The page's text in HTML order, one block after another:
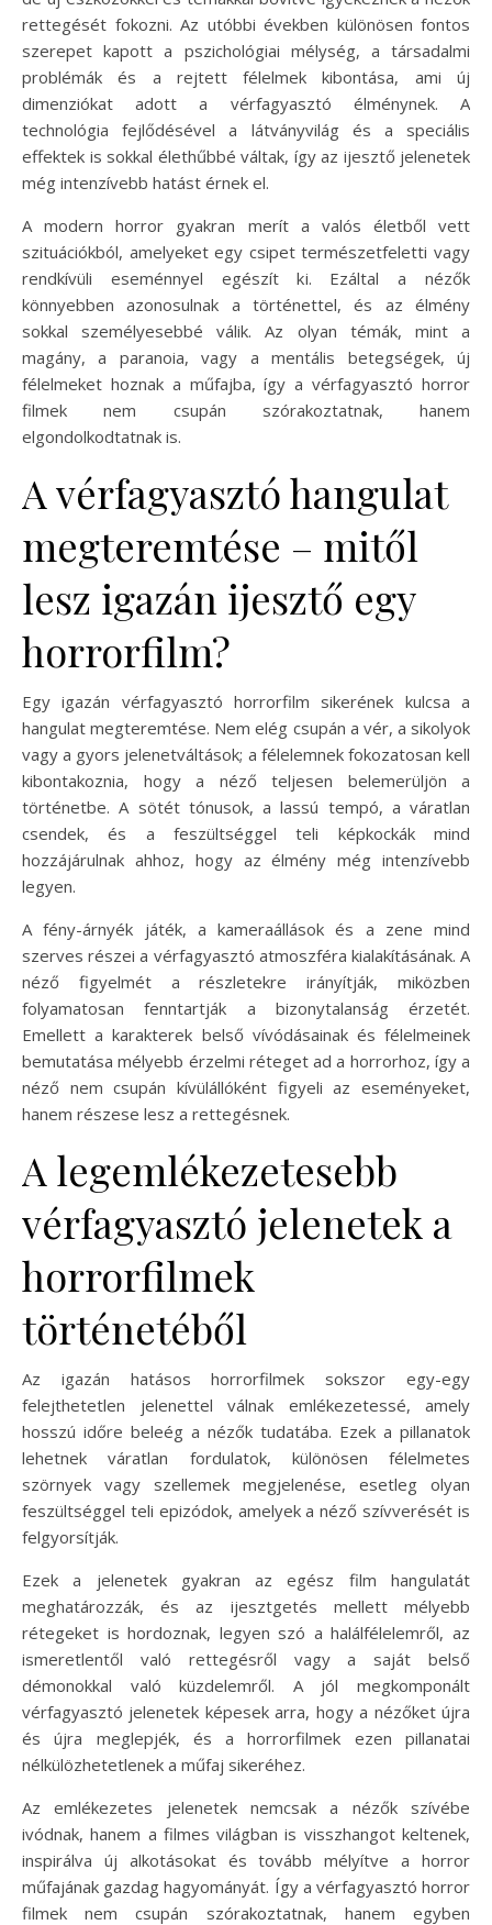
rettegését fokozni. Az utóbbi években különösen fontos
szerepet kapott a pszichológiai mélység, a társadalmi
problémák és a rejtett félelmek kibontása, ami új
dimenziókat adott a vérfagyasztó élménynek. A
technológia fejlődésével a látványvilág és a speciális
effektek is sokkal élethűbbé váltak, így az ijesztő jelenetek
még intenzívebb hatást érnek el.
A modern horror gyakran merít a valós életből vett
szituációkból, amelyeket egy csipet természetfeletti vagy
rendkívüli eseménnyel egészít ki. Ezáltal a nézők
könnyebben azonosulnak a történettel, és az élmény
sokkal személyesebbé válik. Az olyan témák, mint a
magány, a paranoia, vagy a mentális betegségek, új
félelmeket hoznak a műfajba, így a vérfagyasztó horror
filmek nem csupán szórakoztatnak, hanem
elgondolkodtatnak is.
A vérfagyasztó hangulat
megteremtése – mitől
lesz igazán ijesztő egy
horrorfilm?
Egy igazán vérfagyasztó horrorfilm sikerének kulcsa a
hangulat megteremtése. Nem elég csupán a vér, a sikolyok
vagy a gyors jelenetváltások; a félelemnek fokozatosan kell
kibontakoznia, hogy a néző teljesen belemerüljön a
történetbe. A sötét tónusok, a lassú tempó, a váratlan
csendek, és a feszültséggel teli képkockák mind
hozzájárulnak ahhoz, hogy az élmény még intenzívebb
legyen.
A fény-árnyék játék, a kameraállások és a zene mind
szerves részei a vérfagyasztó atmoszféra kialakításának. A
néző figyelmét a részletekre irányítják, miközben
folyamatosan fenntartják a bizonytalanság érzetét.
Emellett a karakterek belső vívódásainak és félelmeinek
bemutatása mélyebb érzelmi réteget ad a horrorhoz, így a
néző nem csupán kívülállóként figyeli az eseményeket,
hanem részese lesz a rettegésnek.
A legemlékezetesebb
vérfagyasztó jelenetek a
horrorfilmek
történetéből
Az igazán hatásos horrorfilmek sokszor egy-egy
felejthetetlen jelenettel válnak emlékezetessé, amely
hosszú időre beleég a nézők tudatába. Ezek a pillanatok
lehetnek váratlan fordulatok, különösen félelmetes
szörnyek vagy szellemek megjelenése, esetleg olyan
feszültséggel teli epizódok, amelyek a néző szívverését is
felgyorsítják.
Ezek a jelenetek gyakran az egész film hangulatát
meghatározzák, és az ijesztgetés mellett mélyebb
rétegeket is hordoznak, legyen szó a halálfélelemről, az
ismeretlentől való rettegésről vagy a saját belső
démonokkal való küzdelemről. A jól megkomponált
vérfagyasztó jelenetek képesek arra, hogy a nézőket újra
és újra meglepjék, és a horrorfilmek ezen pillanatai
nélkülözhetetlenek a műfaj sikeréhez.
Az emlékezetes jelenetek nemcsak a nézők szívébe
ivódnak, hanem a filmes világban is visszhangot keltenek,
inspirálva új alkotásokat és tovább mélyítve a horror
műfajának gazdag hagyományát. Így a vérfagyasztó horror
filmek nem csupán szórakoztatnak, hanem egyben